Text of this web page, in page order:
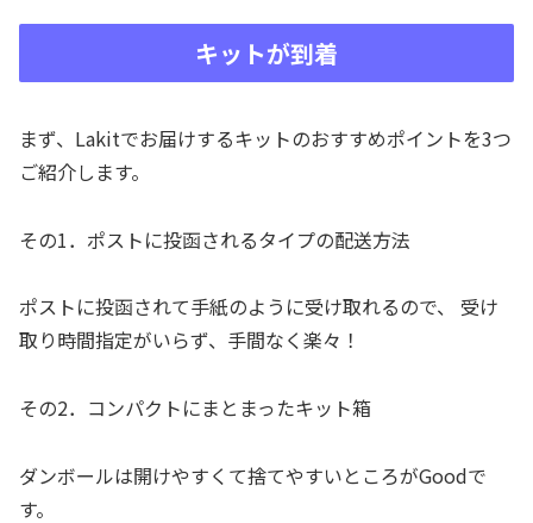
キットが到着
まず、Lakitでお届けするキットのおすすめポイントを3つ
ご紹介します。
その1．ポストに投函されるタイプの配送方法
ポストに投函されて手紙のように受け取れるので、 受け
取り時間指定がいらず、手間なく楽々！
その2．コンパクトにまとまったキット箱
ダンボールは開けやすくて捨てやすいところがGoodで
す。